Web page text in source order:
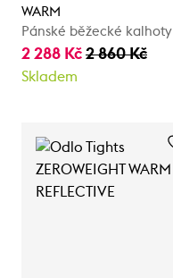
WARM
Pánské běžecké kalhoty
2 288 Kč 2 860 Kč
Skladem